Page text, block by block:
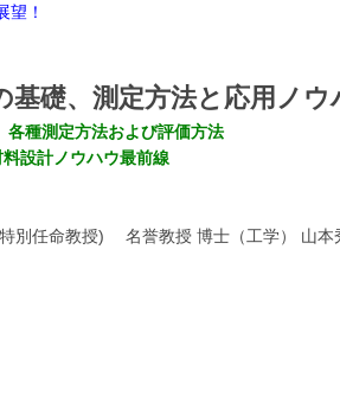
望！
礎、測定方法と応用ノウ
各種測定方法および評価方法
設計ノウハウ最前線
別任命教授) 名誉教授 博士（工学） 山本